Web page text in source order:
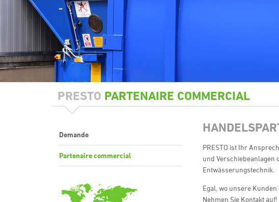
PRESTO PARTENAIRE COMMERCIAL
PRESTO ist Ihr
und Verschiebeanlagen
Entwässerungstechnik.
Egal, wo unsere
Nehmen Sie Kontakt auf!
Demande
Partenaire commercial